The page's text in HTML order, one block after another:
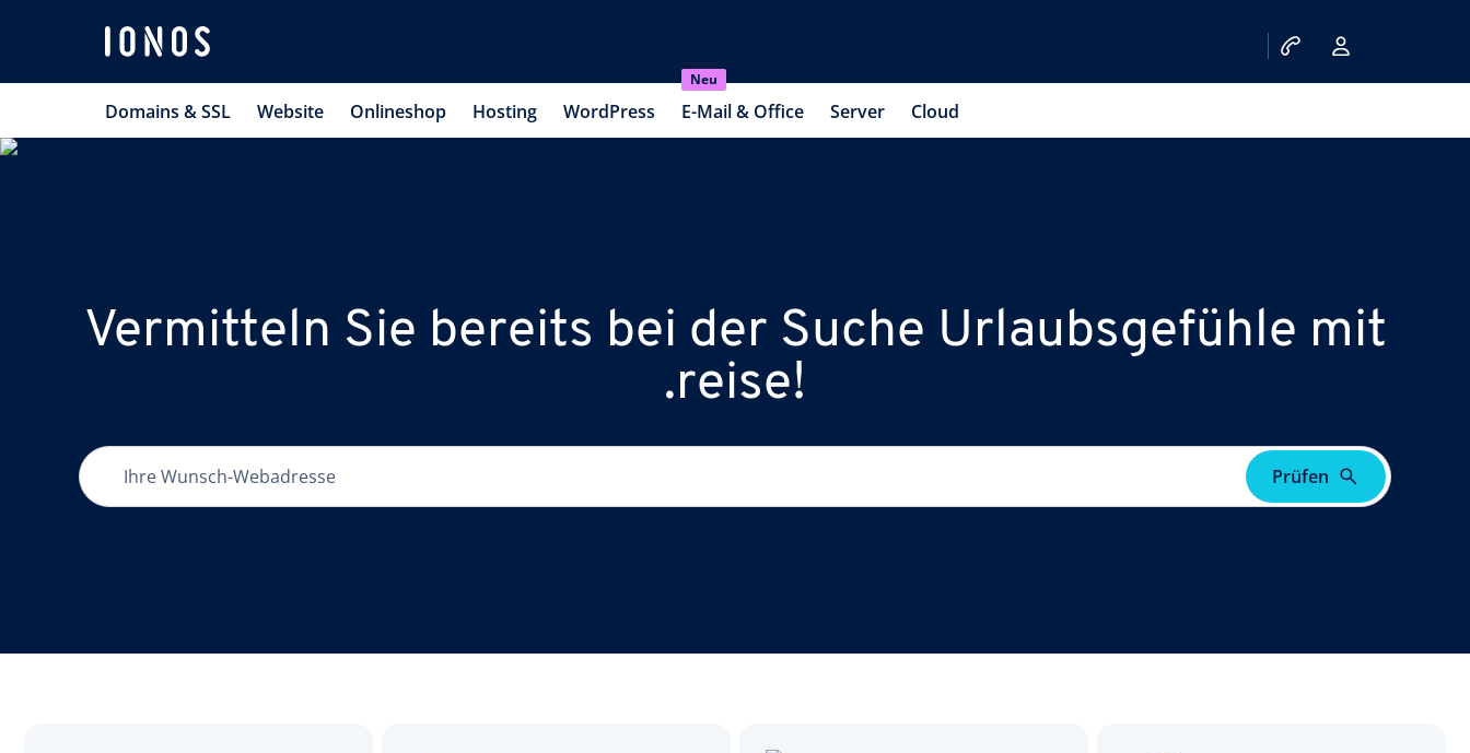
Domains & SSL Website Onlineshop Hosting WordPress
Neu
E-Mail & Office Server Cloud
Vermitteln Sie bereits bei der Suche Urlaubsgefühle mit
.reise!
Prüfen